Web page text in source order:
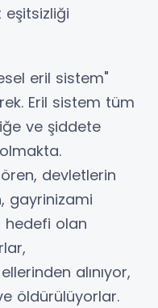
eril sistem"
Eril sistem tüm
ve şiddete
devletlerin
gayrinizami
hedefi olan
alınıyor,
öldürülüyorlar.